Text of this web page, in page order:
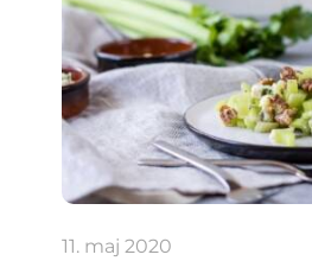
11. maj 2020